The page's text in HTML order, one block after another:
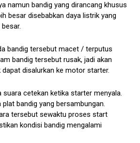
namun bandig yang dirancang khusus
besar disebabkan daya listrik yang
bandig tersebut macet / terputus
bandig tersebut rusak, jadi akan
dapat disalurkan ke motor starter.
suara cetekan ketika starter menyala.
bandig yang bersambungan.
tersebut sewaktu proses start
kondisi bandig mengalami